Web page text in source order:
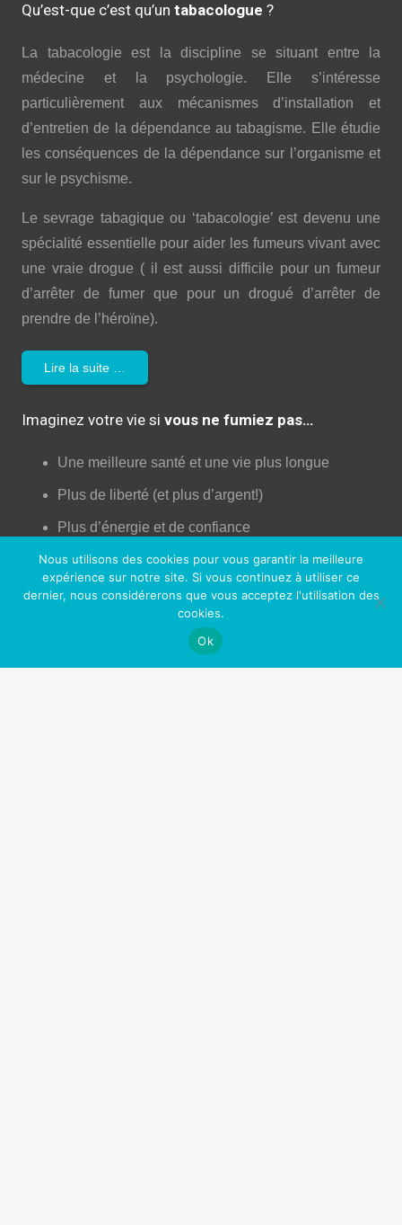
Qu’est-que c’est qu’un tabacologue ?
La tabacologie est la discipline se situant entre la
médecine et la psychologie. Elle s’intéresse
particulièrement aux mécanismes d’installation et
d’entretien de la dépendance au tabagisme. Elle étudie
les conséquences de la dépendance sur l’organisme et
sur le psychisme.
Le sevrage tabagique ou ‘tabacologie’ est devenu une
spécialité essentielle pour aider les fumeurs vivant avec
une vraie drogue ( il est aussi difficile pour un fumeur
d’arrêter de fumer que pour un drogué d’arrêter de
prendre de l’héroïne).
Lire la suite …
Imaginez votre vie si vous ne fumiez pas…
Une meilleure santé et une vie plus longue
Plus de liberté (et plus d’argent!)
Plus d’énergie et de confiance
Moins de dégâts pour votre corps!
Augmentation de la libido!
Un meilleur contrôle de votre vie
Nous utilisons des cookies pour vous garantir la meilleure
expérience sur notre site. Si vous continuez à utiliser ce
dernier, nous considérerons que vous acceptez l'utilisation des
cookies.
Ok